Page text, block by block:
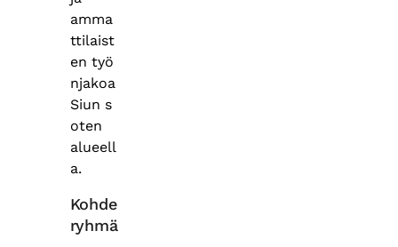
amma
ttilaist
en työ
njakoa
Siun s
oten
alueell
a.
Kohde
ryhmä